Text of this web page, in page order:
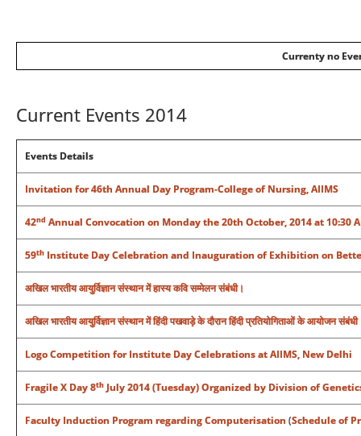
Currenty no
Current Events 2014
Events Details
Invitation for 46th Annual Day Program-College of Nursing, AIIMS
42nd Annual Convocation on Monday the 20th October, 2014 at 10:30
59th Institute Day Celebration and Inauguration of Exhibition on
अखिल भारतीय आयुर्विज्ञान संस्‍थान में हास्य कवि सम्मेलन संबंधी।
अखिल भारतीय आयुर्विज्ञान संस्‍थान में हिंदी पखवाड़े के दौरान हिंदी प्रतियोगिताओं के आयोजन
Logo Competition for Institute Day Celebrations at AIIMS, New Delhi
Fragile X Day 8th July 2014 (Tuesday) Organized by Division of
Faculty Induction Program regarding Computerisation (Schedule of